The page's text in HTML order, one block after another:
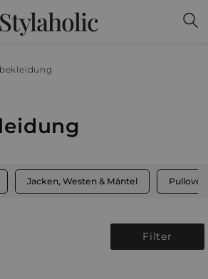
Stylaholic
Jacken, Westen & Mäntel Pullover
Filter